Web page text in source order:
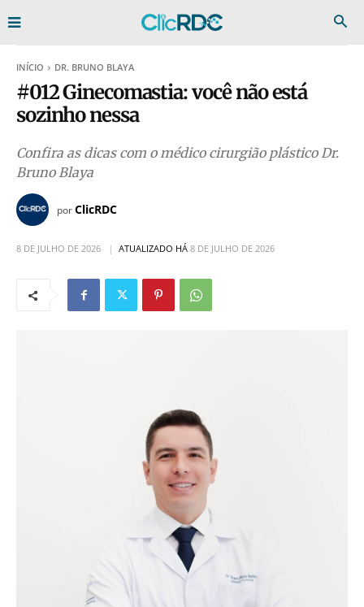
INÍCIO DR. BRUNO BLAYA
#012 Ginecomastia: você não está
sozinho nessa
Confira as dicas com o médico cirurgião plástico Dr.
Bruno Blaya
porClicRDC
8 DE JULHO DE 2026 ATUALIZADO HÁ 8 DE JULHO DE 2026